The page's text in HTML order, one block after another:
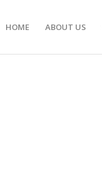
HOME ABOUT US